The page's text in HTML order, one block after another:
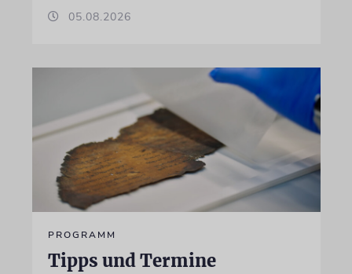
05.08.2026
PROGRAMM
Tipps und Termine